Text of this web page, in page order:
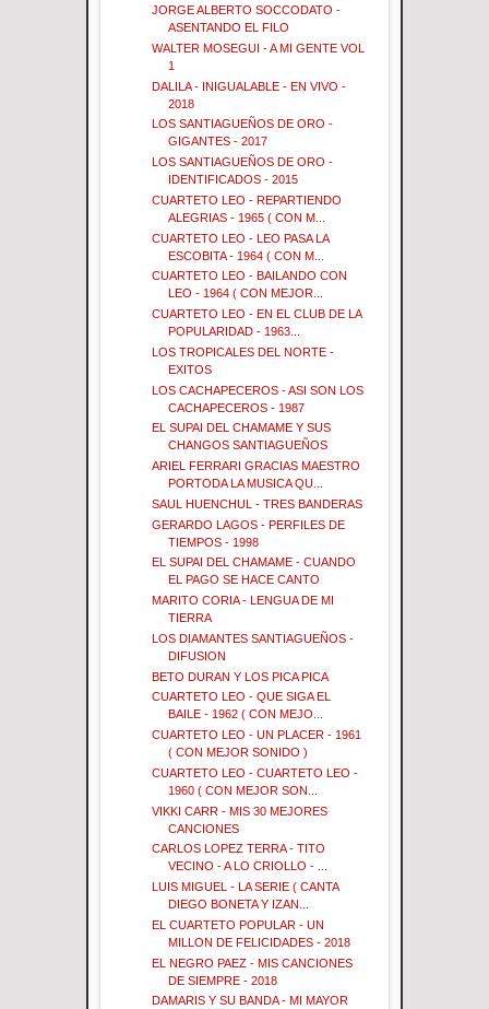
JORGE ALBERTO SOCCODATO -
ASENTANDO EL FILO
WALTER MOSEGUI - A MI GENTE VOL
1
DALILA - INIGUALABLE - EN VIVO -
2018
LOS SANTIAGUEÑOS DE ORO -
GIGANTES - 2017
LOS SANTIAGUEÑOS DE ORO -
IDENTIFICADOS - 2015
CUARTETO LEO - REPARTIENDO
ALEGRIAS - 1965 ( CON M...
CUARTETO LEO - LEO PASA LA
ESCOBITA - 1964 ( CON M...
CUARTETO LEO - BAILANDO CON
LEO - 1964 ( CON MEJOR...
CUARTETO LEO - EN EL CLUB DE LA
POPULARIDAD - 1963...
LOS TROPICALES DEL NORTE -
EXITOS
LOS CACHAPECEROS - ASI SON LOS
CACHAPECEROS - 1987
EL SUPAI DEL CHAMAME Y SUS
CHANGOS SANTIAGUEÑOS
ARIEL FERRARI GRACIAS MAESTRO
PORTODA LA MUSICA QU...
SAUL HUENCHUL - TRES BANDERAS
GERARDO LAGOS - PERFILES DE
TIEMPOS - 1998
EL SUPAI DEL CHAMAME - CUANDO
EL PAGO SE HACE CANTO
MARITO CORIA - LENGUA DE MI
TIERRA
LOS DIAMANTES SANTIAGUEÑOS -
DIFUSION
BETO DURAN Y LOS PICA PICA
CUARTETO LEO - QUE SIGA EL
BAILE - 1962 ( CON MEJO...
CUARTETO LEO - UN PLACER - 1961
( CON MEJOR SONIDO )
CUARTETO LEO - CUARTETO LEO -
1960 ( CON MEJOR SON...
VIKKI CARR - MIS 30 MEJORES
CANCIONES
CARLOS LOPEZ TERRA - TITO
VECINO - A LO CRIOLLO - ...
LUIS MIGUEL - LA SERIE ( CANTA
DIEGO BONETA Y IZAN...
EL CUARTETO POPULAR - UN
MILLON DE FELICIDADES - 2018
EL NEGRO PAEZ - MIS CANCIONES
DE SIEMPRE - 2018
DAMARIS Y SU BANDA - MI MAYOR